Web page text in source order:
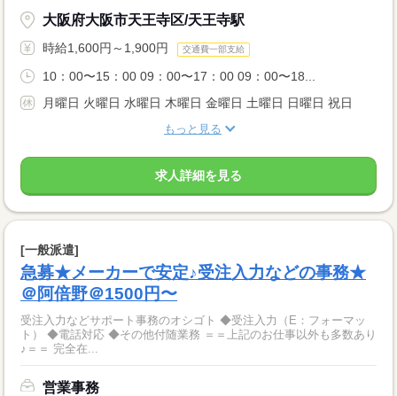
大阪府大阪市天王寺区/天王寺駅
時給1,600円～1,900円 交通費一部支給
10：00〜15：00 09：00〜17：00 09：00〜18...
月曜日 火曜日 水曜日 木曜日 金曜日 土曜日 日曜日 祝日
もっと見る
求人詳細を見る
[一般派遣]
急募★メーカーで安定♪受注入力などの事務★
＠阿倍野＠1500円〜
受注入力などサポート事務のオシゴト ◆受注入力（E：フォーマッ
ト） ◆電話対応 ◆その他付随業務 ＝＝上記のお仕事以外も多数あり
♪＝＝ 完全在...
営業事務